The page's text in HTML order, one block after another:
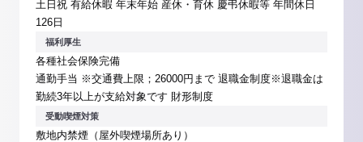
土日祝 有給休暇 年末年始 産休・育休 慶弔休暇等 年間休日
126日
福利厚生
各種社会保険完備
通勤手当 ※交通費上限；26000円まで 退職金制度※退職金は
勤続3年以上が支給対象です 財形制度
受動喫煙対策
敷地内禁煙（屋外喫煙場所あり）